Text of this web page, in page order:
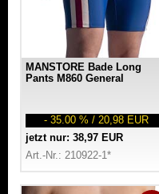
MANSTORE Bade Long
Pants M860 General
- 35.00 % / 20,98 EUR
jetzt nur: 38,97 EUR
Art.-Nr.: 210922-1*